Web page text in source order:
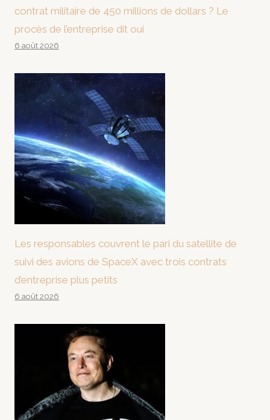
contrat militaire de 450 millions de dollars ? Le
procès de l’entreprise dit oui
6 août 2026
Les responsables couvrent le pari du satellite de
suivi des avions de SpaceX avec trois contrats
d’entreprise plus petits
6 août 2026